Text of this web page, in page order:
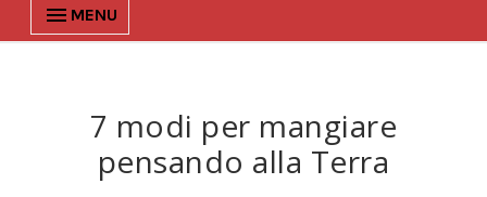
MENU
7 modi per mangiare
pensando alla Terra